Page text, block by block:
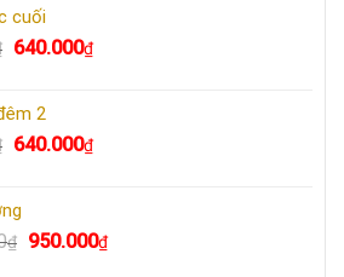
730.000₫.
670.000₫.
cuối
Giá
750.000₫.
640.000₫Giá
640.000₫.
2
Giá
750.000₫.
640.000₫Giá
640.000₫.
₫
Giá
950.000₫Giá